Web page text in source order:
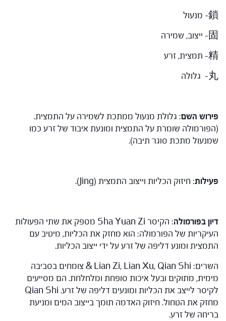
鎖- מנעול
固- ייצוב, שמירה
精- תמצית, זרע
丸- גלולה
פירוש השם: גלולת מנעול ממתכת לשמירה על התמצית.
(הפורמולה שומרת על התמצית ומונעת איבוד של זרע כמו
שמנעול מתכת סוגר תיבה).
פעילות: חיזוק הכליות וייצוב התמצית (Jing).
דיון בפורמולה
: הקיסר Sha Yuan Zi מספק את שתי הפעולות
העיקריות של הפורמולה: הוא מחזק את הכליות, מיטיב עם
התמצית ומונע דליפה של זרע על ידי ייצוב הכליות.
השרים: Lian Zi, Lian Xu, Qian Shi & צומחים בסביבה
מימית, מתוקים ובעל איכות סופחת ומלחלחת. הם מסייעים
לקיסר לייצב את הכליות ומונעים דליפה של זרע. Qian Shi
מחזק את הטחול. חיזוק האדמה תומך בייצוב המים ומניעת
בריחה של זרע.